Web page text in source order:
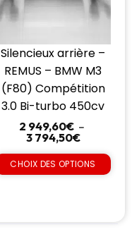
Silencieux arrière –
REMUS – BMW M3
(F80) Compétition
3.0 Bi-turbo 450cv
2 949,60€ –
3 794,50€
CHOIX DES OPTIONS